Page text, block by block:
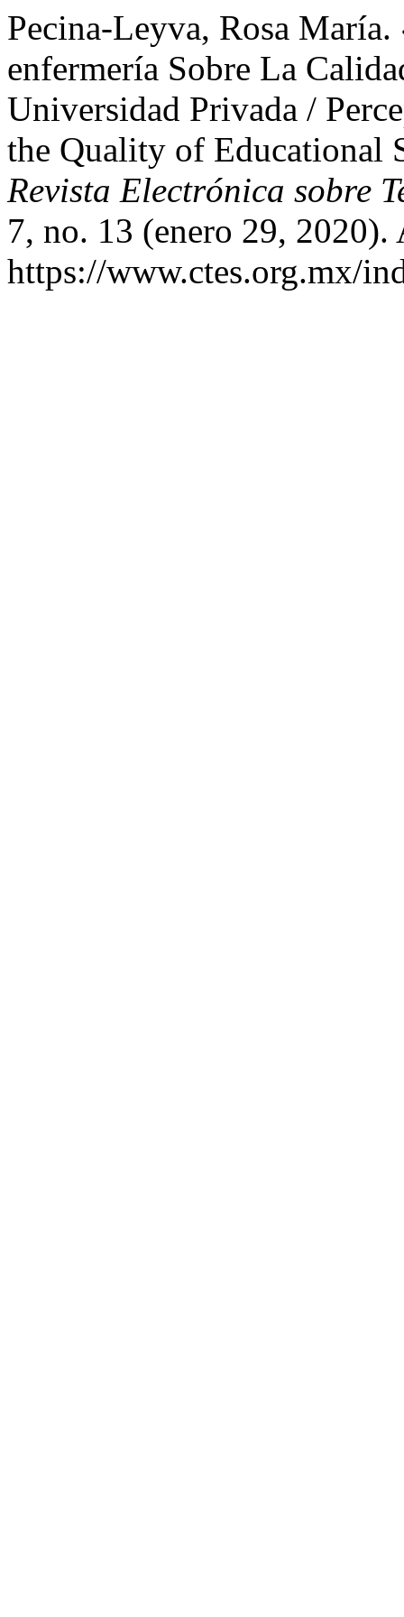
Pecina-Leyva, Rosa
enfermería Sobre La
Universidad Privada /
the Quality of Educational
Revista Electrónica sobre
7, no. 13 (enero 29,
https://www.ctes.org.mx/